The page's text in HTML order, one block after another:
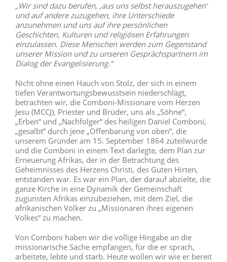
„Wir sind dazu berufen, ‚aus uns selbst herauszugehen‘
und auf andere zuzugehen, ihre Unterschiede
anzunehmen und uns auf ihre persönlichen
Geschichten, Kulturen und religiösen Erfahrungen
einzulassen. Diese Menschen werden zum Gegenstand
unserer Mission und zu unseren Gesprächspartnern im
Dialog der Evangelisierung.“
Nicht ohne einen Hauch von Stolz, der sich in einem
tiefen Verantwortungsbewusstsein niederschlägt,
betrachten wir, die Comboni-Missionare vom Herzen
Jesu (MCCJ), Priester und Brüder, uns als „Söhne“,
„Erben“ und „Nachfolger“ des heiligen Daniel Comboni,
„gesalbt“ durch jene „Offenbarung von oben“, die
unserem Gründer am 15. September 1864 zuteilwurde
und die Comboni in einem Text darlegte, dem Plan zur
Erneuerung Afrikas, der in der Betrachtung des
Geheimnisses des Herzens Christi, des Guten Hirten,
entstanden war. Es war ein Plan, der darauf abzielte, die
ganze Kirche in eine Dynamik der Gemeinschaft
zugunsten Afrikas einzubeziehen, mit dem Ziel, die
afrikanischen Völker zu „Missionaren ihres eigenen
Volkes“ zu machen.
Von Comboni haben wir die völlige Hingabe an die
missionarische Sache empfangen, für die er sprach,
arbeitete, lebte und starb. Heute wollen wir wie er bereit